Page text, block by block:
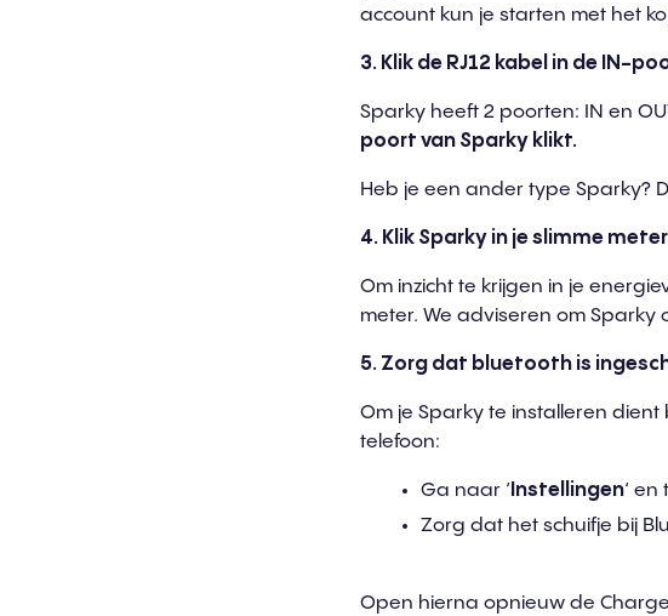
account kun je starten met het
3. Klik de RJ12 kabe l in de I N -
Sparky heeft 2 poorten: IN en
poort van Sparky klikt.
Heb je een ander type Sparky?
4. Klik Sparky in je sl imme meter
Om inzicht te krijgen in je
meter. We adviseren om
5. Zorg dat bluetooth is
Om je Sparky te installeren
telefoon:
Ga naar ‘ Instellingen‘ en
Zorg dat het schuifje bij
Open hierna opnieuw de